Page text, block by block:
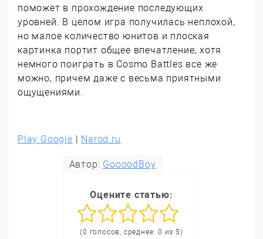
поможет в прохождение последующих
уровней. В целом игра получилась неплохой,
но малое количество юнитов и плоская
картинка портит общее впечатление, хотя
немного поиграть в Cosmo Battles все же
можно, причем даже с весьма приятными
ощущениями.
Play Google | Narod.ru
Автор: GoooodBoy
Оцените статью:
(0 голосов, среднее: 0 из 5)